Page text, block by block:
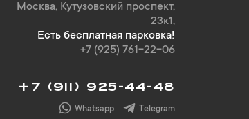
Москва, Кутузовский проспект,
23к1,
Есть бесплатная парковка!
+7 (925) 761-22-06
+7 (911) 925-44-48
Whatsapp Telegram